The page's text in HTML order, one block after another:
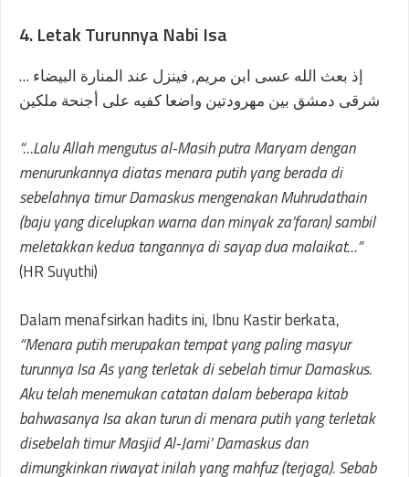
4. Letak Turunnya Nabi Isa
… إذ بعث الله عسى ابن مريم, فينزل عند المنارة البيضاء
شرقى دمشق بين مهرودتين واضعا كفيه على أجنحة ملكين
“…Lalu Allah mengutus al-Masih putra Maryam dengan
menurunkannya diatas menara putih yang berada di
sebelahnya timur Damaskus mengenakan Muhrudathain
(baju yang dicelupkan warna dan minyak za’faran) sambil
meletakkan kedua tangannya di sayap dua malaikat…”
(HR Suyuthi)
Dalam menafsirkan hadits ini, Ibnu Kastir berkata,
“Menara putih merupakan tempat yang paling masyur
turunnya Isa As yang terletak di sebelah timur Damaskus.
Aku telah menemukan catatan dalam beberapa kitab
bahwasanya Isa akan turun di menara putih yang terletak
disebelah timur Masjid Al-Jami’ Damaskus dan
dimungkinkan riwayat inilah yang mahfuz (terjaga). Sebab